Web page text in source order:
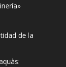
de la